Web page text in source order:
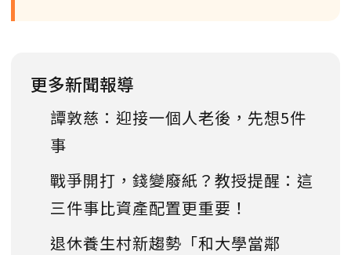
更多新聞報導
譚敦慈：迎接一個人老後，先想5件
事
戰爭開打，錢變廢紙？教授提醒：這
三件事比資產配置更重要！
退休養生村新趨勢「和大學當鄰